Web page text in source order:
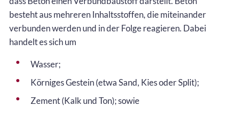
besteht aus mehreren Inhaltsstoffen, die miteinander
verbunden werden und in der Folge reagieren. Dabei
handelt es sich um
Wasser;
Körniges Gestein (etwa Sand, Kies oder Split);
Zement (Kalk und Ton); sowie